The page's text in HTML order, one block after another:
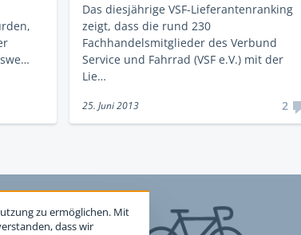
Das diesjährige VSF-Lieferantenranking
zeigt, dass die rund 230
Fachhandelsmitglieder des Verbund
Service und Fahrrad (VSF e.V.) mit der
Lie…
25. Juni 2013 2
zu ermöglichen. Mit
dass wir